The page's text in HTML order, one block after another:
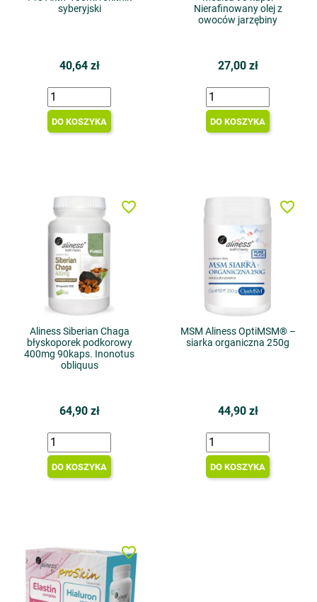
syberyjski
40,64 zł
DO KOSZYKA
Nierafinowany olej z
owoców jarzębiny
27,00 zł
DO KOSZYKA
Aliness Siberian Chaga
błyskoporek podkorowy
400mg 90kaps. Inonotus
obliquus
64,90 zł
DO KOSZYKA
favorite_border
MSM Aliness OptiMSM® –
siarka organiczna 250g
44,90 zł
DO KOSZYKA
favorite_border
favorite_border